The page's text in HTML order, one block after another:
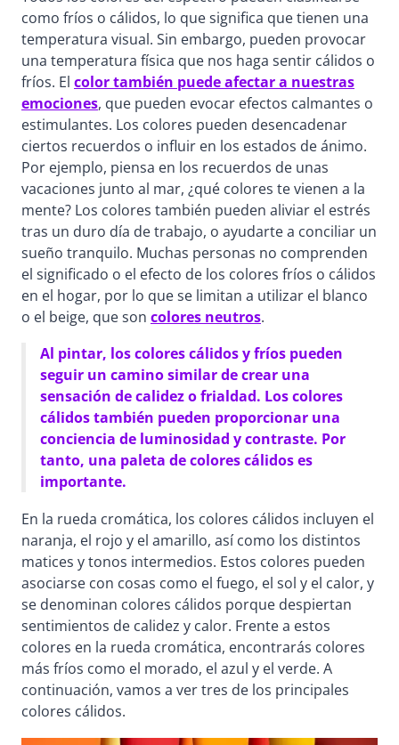
como fríos o cálidos, lo que significa que tienen una
temperatura visual. Sin embargo, pueden provocar
una temperatura física que nos haga sentir cálidos o
fríos. El color también puede afectar a nuestras
emociones, que pueden evocar efectos calmantes o
estimulantes. Los colores pueden desencadenar
ciertos recuerdos o influir en los estados de ánimo.
Por ejemplo, piensa en los recuerdos de unas
vacaciones junto al mar, ¿qué colores te vienen a la
mente? Los colores también pueden aliviar el estrés
tras un duro día de trabajo, o ayudarte a conciliar un
sueño tranquilo. Muchas personas no comprenden
el significado o el efecto de los colores fríos o cálidos
en el hogar, por lo que se limitan a utilizar el blanco
o el beige, que son colores neutros.
Al pintar, los colores cálidos y fríos pueden
seguir un camino similar de crear una
sensación de calidez o frialdad. Los colores
cálidos también pueden proporcionar una
conciencia de luminosidad y contraste. Por
tanto, una paleta de colores cálidos es
importante.
En la rueda cromática, los colores cálidos incluyen el
naranja, el rojo y el amarillo, así como los distintos
matices y tonos intermedios. Estos colores pueden
asociarse con cosas como el fuego, el sol y el calor, y
se denominan colores cálidos porque despiertan
sentimientos de calidez y calor. Frente a estos
colores en la rueda cromática, encontrarás colores
más fríos como el morado, el azul y el verde. A
continuación, vamos a ver tres de los principales
colores cálidos.